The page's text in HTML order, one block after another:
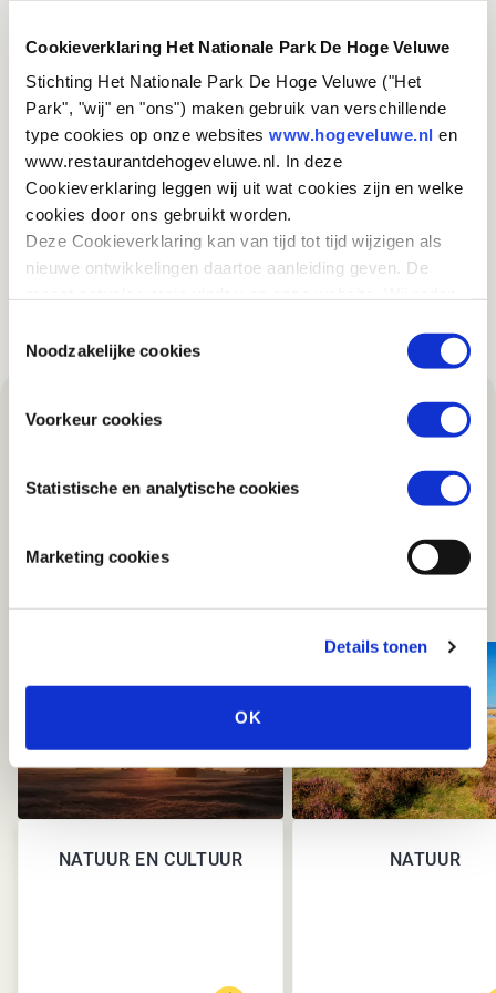
Cookieverklaring Het Nationale Park De Hoge Veluwe
Stichting Het Nationale Park De Hoge Veluwe ("Het
Park", "wij" en "ons") maken gebruik van verschillende
type cookies op onze websites www.hogeveluwe.nl en
www.restaurantdehogeveluwe.nl. In deze
Cookieverklaring leggen wij uit wat cookies zijn en welke
cookies door ons gebruikt worden.
Deze Cookieverklaring kan van tijd tot tijd wijzigen als
nieuwe ontwikkelingen daartoe aanleiding geven. De
raadplegen, zodat u van deze wijzigingen op de hoogte
Noodzakelijke cookies
Voorkeur cookies
Statistische en analytische cookies
Marketing cookies
Details tonen
OK
In bomen en bossen voelen boommarters zich thuis. Hun
schuilplaats bestaat meestal uit een holle boom, maar ook
wel uit konijnen-, vossen- of dassenholen. Ook kunnen ze
zich schuilhouden tussen boomwortels of onder
takkenbossen.
Ze leven bij voorkeur in oude bossen, waar veel
boomholtes zijn. Dat kan zowel loof- als naald-, als
gemengd bos zijn. Het Park is door zijn diversiteit in (oude)
bossen een geschikte plek voor de beestjes.
Interessant voor jou
NATUUR EN CULTUUR NATUUR